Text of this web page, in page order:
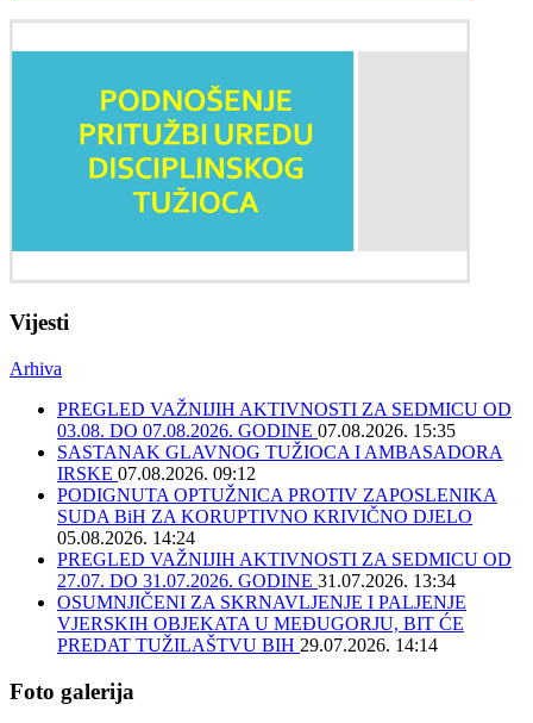
Vijesti
Arhiva
PREGLED VAŽNIJIH AKTIVNOSTI ZA SEDMICU OD
03.08. DO 07.08.2026. GODINE 07.08.2026. 15:35
SASTANAK GLAVNOG TUŽIOCA I AMBASADORA
IRSKE 07.08.2026. 09:12
PODIGNUTA OPTUŽNICA PROTIV ZAPOSLENIKA
SUDA BiH ZA KORUPTIVNO KRIVIČNO DJELO
05.08.2026. 14:24
PREGLED VAŽNIJIH AKTIVNOSTI ZA SEDMICU OD
27.07. DO 31.07.2026. GODINE 31.07.2026. 13:34
OSUMNJIČENI ZA SKRNAVLJENJE I PALJENJE
VJERSKIH OBJEKATA U MEĐUGORJU, BIT ĆE
PREDAT TUŽILAŠTVU BIH 29.07.2026. 14:14
Foto galerija